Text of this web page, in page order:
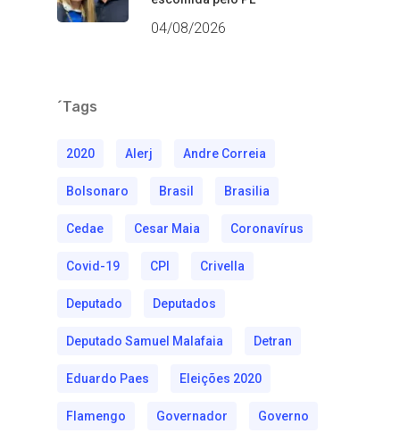
04/08/2026
´Tags
2020 Alerj Andre Correia
Bolsonaro Brasil Brasilia
Cedae Cesar Maia Coronavírus
Covid-19 CPI Crivella
Deputado Deputados
Deputado Samuel Malafaia Detran
Eduardo Paes Eleições 2020
Flamengo Governador Governo